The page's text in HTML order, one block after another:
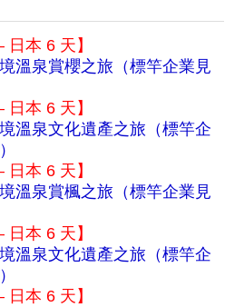
日本 6 天】
溫泉賞櫻之旅（標竿企業見
日本 6 天】
溫泉文化遺產之旅（標竿企
日本 6 天】
溫泉賞楓之旅（標竿企業見
日本 6 天】
溫泉文化遺產之旅（標竿企
日本 6 天】